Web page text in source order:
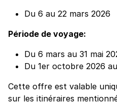
Du 6 au 22 mars 2026
Période de voyage:
Du 6 mars au 31 mai
Du 1er octobre 2026
Cette offre est valable
sur les itinéraires